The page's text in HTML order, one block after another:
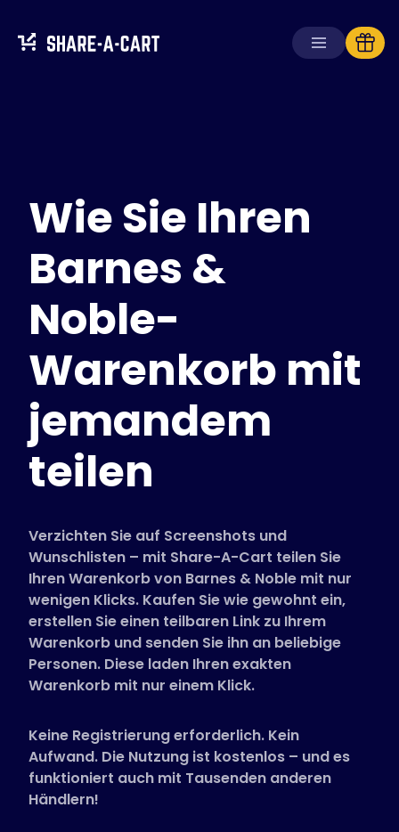
Lösungen
Für Verbraucher
Für Unternehmen
Anmelden
Unterstützte Shops
Anleitungen
Deutsch (German)
Wie Sie Ihren
Barnes &
Noble-
Warenkorb mit
jemandem
teilen
Verzichten Sie auf Screenshots und
Wunschlisten – mit Share-A-Cart teilen Sie
Ihren Warenkorb von Barnes & Noble mit nur
wenigen Klicks. Kaufen Sie wie gewohnt ein,
erstellen Sie einen teilbaren Link zu Ihrem
Warenkorb und senden Sie ihn an beliebige
Personen. Diese laden Ihren exakten
Warenkorb mit nur einem Klick.
Keine Registrierung erforderlich. Kein
Aufwand. Die Nutzung ist kostenlos – und es
funktioniert auch mit Tausenden anderen
Händlern!